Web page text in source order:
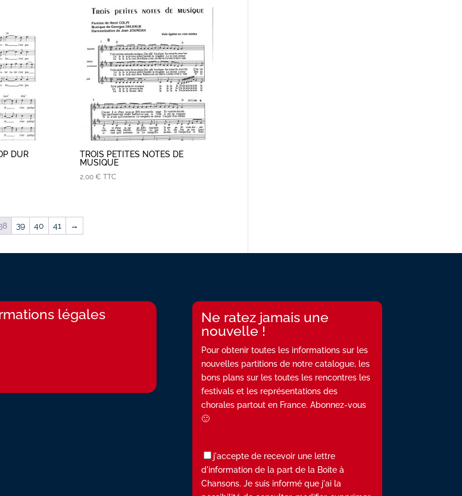
DUR
TROIS PETITES NOTES DE
MUSIQUE
2,00 € TTC
39 40 41 →
légales
Ne ratez jamais une
nouvelle !
Pour obtenir toutes les informations sur les
nouvelles partitions de notre catalogue, les
bons plans sur les toutes les rencontres les
festivals et les représentations des
chorales partout en France. Abonnez-vous
🙂
j'accepte de recevoir une lettre
d'information de la part de la Boite à
Chansons. Je suis informé que j'ai la